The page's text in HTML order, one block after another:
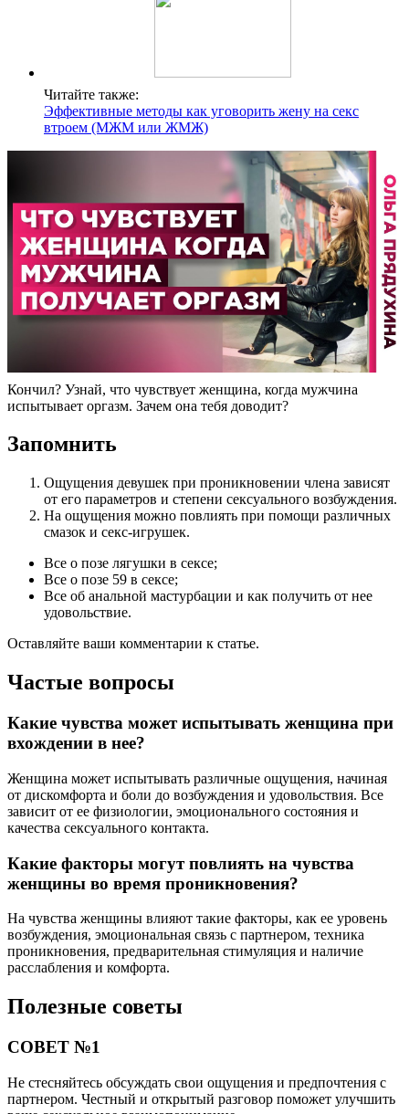
Читайте также:
Эффективные методы как уговорить жену на секс
втроем (МЖМ или ЖМЖ)
Кончил? Узнай, что чувствует женщина, когда мужчина
испытывает оргазм. Зачем она тебя доводит?
Запомнить
Ощущения девушек при проникновении члена зависят
от его параметров и степени сексуального возбуждения.
На ощущения можно повлиять при помощи различных
смазок и секс-игрушек.
Все о позе лягушки в сексе;
Все о позе 59 в сексе;
Все об анальной мастурбации и как получить от нее
удовольствие.
Оставляйте ваши комментарии к статье.
Частые вопросы
Какие чувства может испытывать женщина при
вхождении в нее?
Женщина может испытывать различные ощущения, начиная
от дискомфорта и боли до возбуждения и удовольствия. Все
зависит от ее физиологии, эмоционального состояния и
качества сексуального контакта.
Какие факторы могут повлиять на чувства
женщины во время проникновения?
На чувства женщины влияют такие факторы, как ее уровень
возбуждения, эмоциональная связь с партнером, техника
проникновения, предварительная стимуляция и наличие
расслабления и комфорта.
Полезные советы
СОВЕТ №1
Не стесняйтесь обсуждать свои ощущения и предпочтения с
партнером. Честный и открытый разговор поможет улучшить